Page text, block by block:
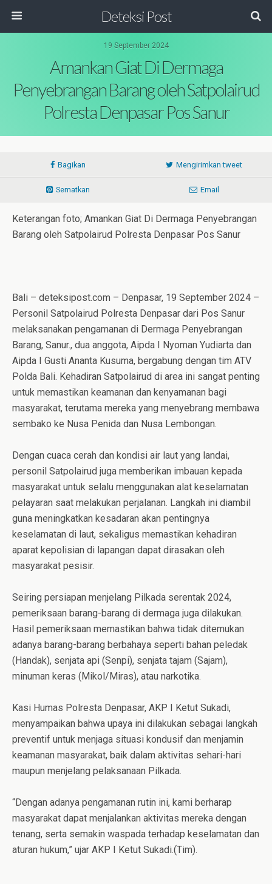
Deteksi Post
19 September 2024
Amankan Giat Di Dermaga
Penyebrangan Barang oleh Satpolairud
Polresta Denpasar Pos Sanur
Bagikan Mengirimkan tweet
Sematkan Email
Keterangan foto; Amankan Giat Di Dermaga Penyebrangan
Barang oleh Satpolairud Polresta Denpasar Pos Sanur
Bali – deteksipost.com – Denpasar, 19 September 2024 –
Personil Satpolairud Polresta Denpasar dari Pos Sanur
melaksanakan pengamanan di Dermaga Penyebrangan
Barang, Sanur., dua anggota, Aipda I Nyoman Yudiarta dan
Aipda I Gusti Ananta Kusuma, bergabung dengan tim ATV
Polda Bali. Kehadiran Satpolairud di area ini sangat penting
untuk memastikan keamanan dan kenyamanan bagi
masyarakat, terutama mereka yang menyebrang membawa
sembako ke Nusa Penida dan Nusa Lembongan.
Dengan cuaca cerah dan kondisi air laut yang landai,
personil Satpolairud juga memberikan imbauan kepada
masyarakat untuk selalu menggunakan alat keselamatan
pelayaran saat melakukan perjalanan. Langkah ini diambil
guna meningkatkan kesadaran akan pentingnya
keselamatan di laut, sekaligus memastikan kehadiran
aparat kepolisian di lapangan dapat dirasakan oleh
masyarakat pesisir.
Seiring persiapan menjelang Pilkada serentak 2024,
pemeriksaan barang-barang di dermaga juga dilakukan.
Hasil pemeriksaan memastikan bahwa tidak ditemukan
adanya barang-barang berbahaya seperti bahan peledak
(Handak), senjata api (Senpi), senjata tajam (Sajam),
minuman keras (Mikol/Miras), atau narkotika.
Kasi Humas Polresta Denpasar, AKP I Ketut Sukadi,
menyampaikan bahwa upaya ini dilakukan sebagai langkah
preventif untuk menjaga situasi kondusif dan menjamin
keamanan masyarakat, baik dalam aktivitas sehari-hari
maupun menjelang pelaksanaan Pilkada.
“Dengan adanya pengamanan rutin ini, kami berharap
masyarakat dapat menjalankan aktivitas mereka dengan
tenang, serta semakin waspada terhadap keselamatan dan
aturan hukum,” ujar AKP I Ketut Sukadi.(Tim).